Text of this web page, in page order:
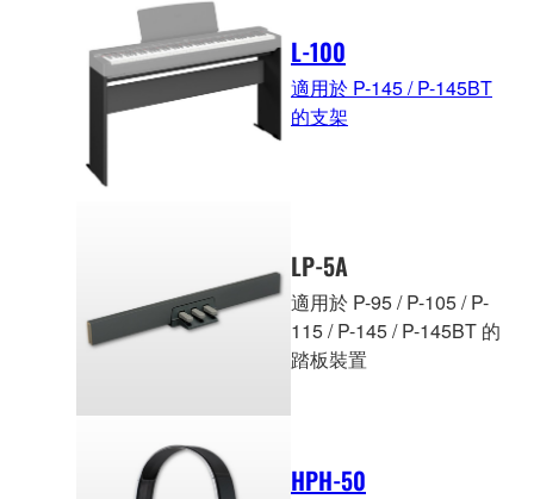
L-100
適用於 P-145 / P-145BT
的支架
LP-5A
適用於 P-95 / P-105 / P-
115 / P-145 / P-145BT 的
踏板裝置
HPH-50